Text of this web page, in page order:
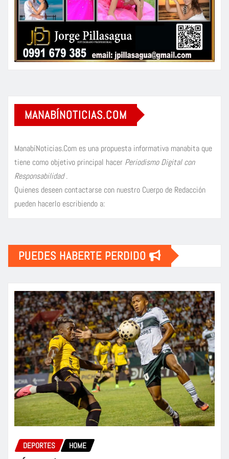
MANABÍNOTICIAS.COM
ManabíNoticias.Com es una propuesta informativa manabita que
tiene como objetivo principal hacer Periodismo Digital con
Responsabilidad.
Quienes deseen contactarse con nuestro Cuerpo de Redacción
pueden hacerlo escribiendo a:
PUEDES HABERTE PERDIDO
DEPORTES HOME